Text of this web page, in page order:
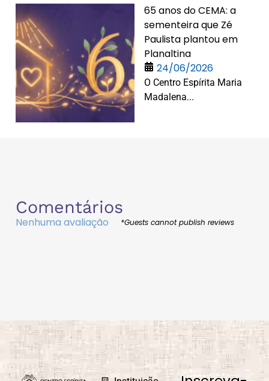
65 anos do CEMA: a
sementeira que Zé
Paulista plantou em
Planaltina
24/06/2026
O Centro Espírita Maria
Madalena...
Comentários
Nenhuma avaliação *Guests cannot publish reviews